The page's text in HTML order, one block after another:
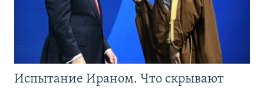
Испытание Ираном. Что скрывают